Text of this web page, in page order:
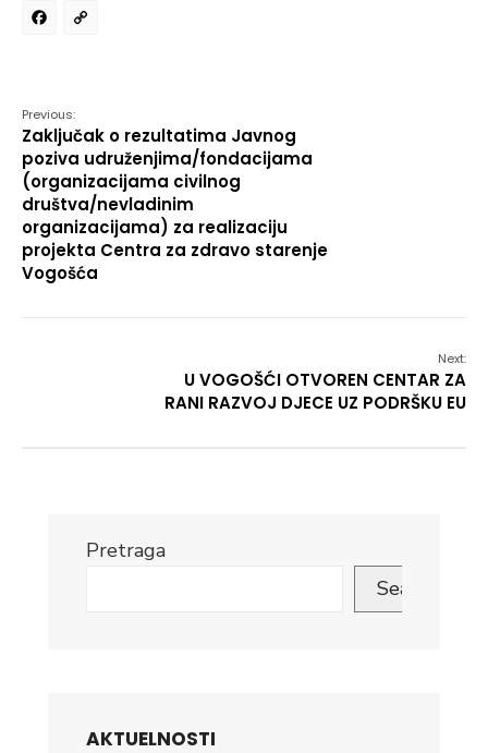
Facebook
Previous:
Zaključak o rezultatima Javnog
poziva udruženjima/fondacijama
(organizacijama civilnog
društva/nevladinim
organizacijama) za realizaciju
projekta Centra za zdravo starenje
Vogošća
Next:
U VOGOŠĆI OTVOREN CENTAR ZA
RANI RAZVOJ DJECE UZ PODRŠKU EU
Pretraga
Search
AKTUELNOSTI